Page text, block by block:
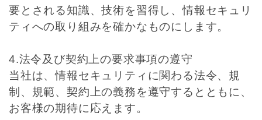
要とされる知識、技術を習得し、情報セキュリ
ティへの取り組みを確かなものにします。
4.法令及び契約上の要求事項の遵守
当社は、情報セキュリティに関わる法令、規
制、規範、契約上の義務を遵守するとともに、
お客様の期待に応えます。